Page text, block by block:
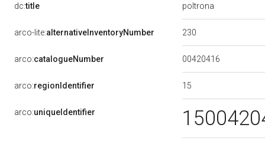
dc:title poltrona
arco-lite:alternativeInventoryNumber 230
arco:catalogueNumber 00420416
arco:regionIdentifier 15
arco:uniqueIdentifier